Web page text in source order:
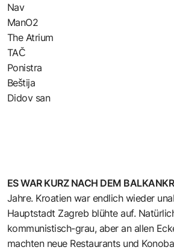
Nav
ManO2
The Atrium
TAČ
Ponistra
Beštija
Didov san
ES WAR KURZ NACH DEM
Jahre. Kroatien war endlich wieder
Hauptstadt Zagreb blühte auf.
kommunistisch-grau, aber an allen
machten neue Restaurants und